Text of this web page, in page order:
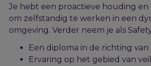
Je hebt een proactieve houding
om zelfstandig te werken in een
omgeving. Verder neem je als
Een diploma in de richting van
Ervaring op het gebied van